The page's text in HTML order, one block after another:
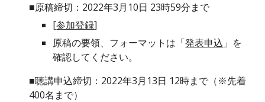
■原稿締切：2022年3月 10日 23時59分まで
[参加登録]
原稿の要領、フォーマットは「発表申込 」を
確認してください。
■聴講申込締切：2022年3月13日 12時まで（※先着
400名まで）